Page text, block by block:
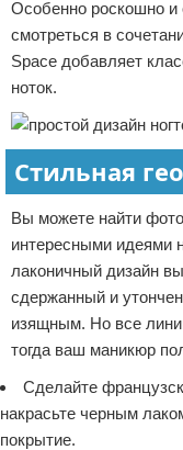
Особенно роскошно и
смотреться в
Space добавляет
ноток.
Стильная
Вы можете найти
интересными идеями
лаконичный дизайн
сдержанный и
изящным. Но все
тогда ваш маникюр
Сделайте
накрасьте черным
покрытие.